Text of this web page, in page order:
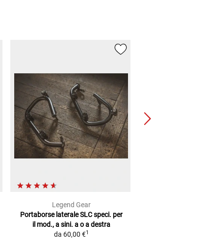
Legend Gear
Portaborse laterale SLC speci. per
il mod., a sini. a o a destra
da 60,00 €1